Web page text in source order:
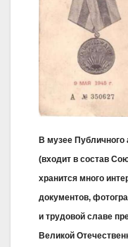
В музее Публичного
(входит в состав
хранится много
документов,
и трудовой славе
Великой